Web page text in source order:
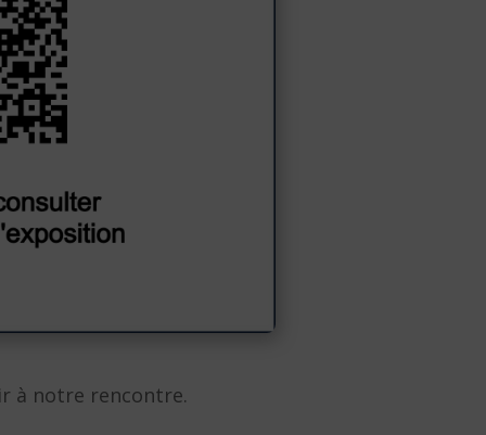
à notre rencontre.